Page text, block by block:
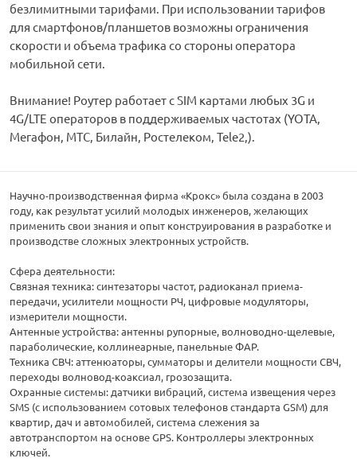
безлимитными тарифами. При использовании тарифов
для смартфонов/планшетов возможны ограничения
скорости и объема трафика со стороны оператора
мобильной сети.
Внимание! Роутер работает с SIM картами любых 3G и
4G/LTE операторов в поддерживаемых частотах (YOTA,
Мегафон, МТС, Билайн, Ростелеком, Tele2,).
Научно-производственная фирма «Крокс» была создана в 2003
году, как результат усилий молодых инженеров, желающих
применить свои знания и опыт конструирования в разработке и
производстве сложных электронных устройств.
Сфера деятельности:
Связная техника: синтезаторы частот, радиоканал приема-
передачи, усилители мощности РЧ, цифровые модуляторы,
измерители мощности.
Антенные устройства: антенны рупорные, волноводно-щелевые,
параболические, коллинеарные, панельные ФАР.
Техника СВЧ: аттенюаторы, сумматоры и делители мощности СВЧ,
переходы волновод-коаксиал, грозозащита.
Охранные системы: датчики вибраций, система извещения через
SMS (с использованием сотовых телефонов стандарта GSM) для
квартир, дач и автомобилей, система слежения за
автотранспортом на основе GPS. Контроллеры электронных
ключей.